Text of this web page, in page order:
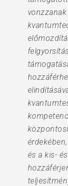
és a kis-